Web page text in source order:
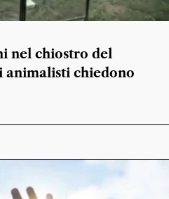
nel chiostro del
animalisti chiedono